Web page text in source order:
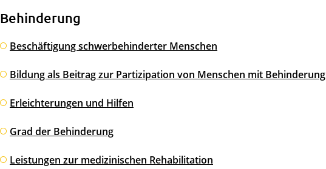
Behinderung
Beschäftigung schwerbehinderter Menschen
Bildung als Beitrag zur Partizipation von Menschen mit Behinderung
Erleichterungen und Hilfen
Grad der Behinderung
Leistungen zur medizinischen Rehabilitation